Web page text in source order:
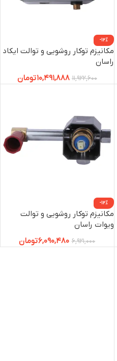
-12%
مکانیزم توکار روشویی و توالت ایکاد
راسان
11,922,600
10,491,888تومان
-12%
مکانیزم توکار روشویی و توالت
ویوات راسان
6,921,000
6,090,480تومان